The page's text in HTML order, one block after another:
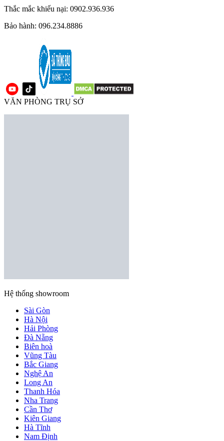
Thắc mắc khiếu nại: 0902.936.936
Bảo hành: 096.234.8886
VĂN PHÒNG TRỤ SỞ
Hệ thống showroom
Sài Gòn
Hà Nội
Hải Phòng
Đà Nẵng
Biên hoà
Vũng Tàu
Bắc Giang
Nghệ An
Long An
Thanh Hóa
Nha Trang
Cần Thơ
Kiên Giang
Hà Tĩnh
Nam Định